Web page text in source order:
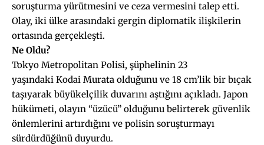
soruşturma yürütmesini ve ceza vermesini talep etti.
Olay, iki ülke arasındaki gergin diplomatik ilişkilerin
ortasında gerçekleşti.
Ne Oldu?
Tokyo Metropolitan Polisi, şüphelinin 23
yaşındaki Kodai Murata olduğunu ve 18 cm’lik bir bıçak
taşıyarak büyükelçilik duvarını aştığını açıkladı. Japon
hükümeti, olayın “üzücü” olduğunu belirterek güvenlik
önlemlerini artırdığını ve polisin soruşturmayı
sürdürdüğünü duyurdu.